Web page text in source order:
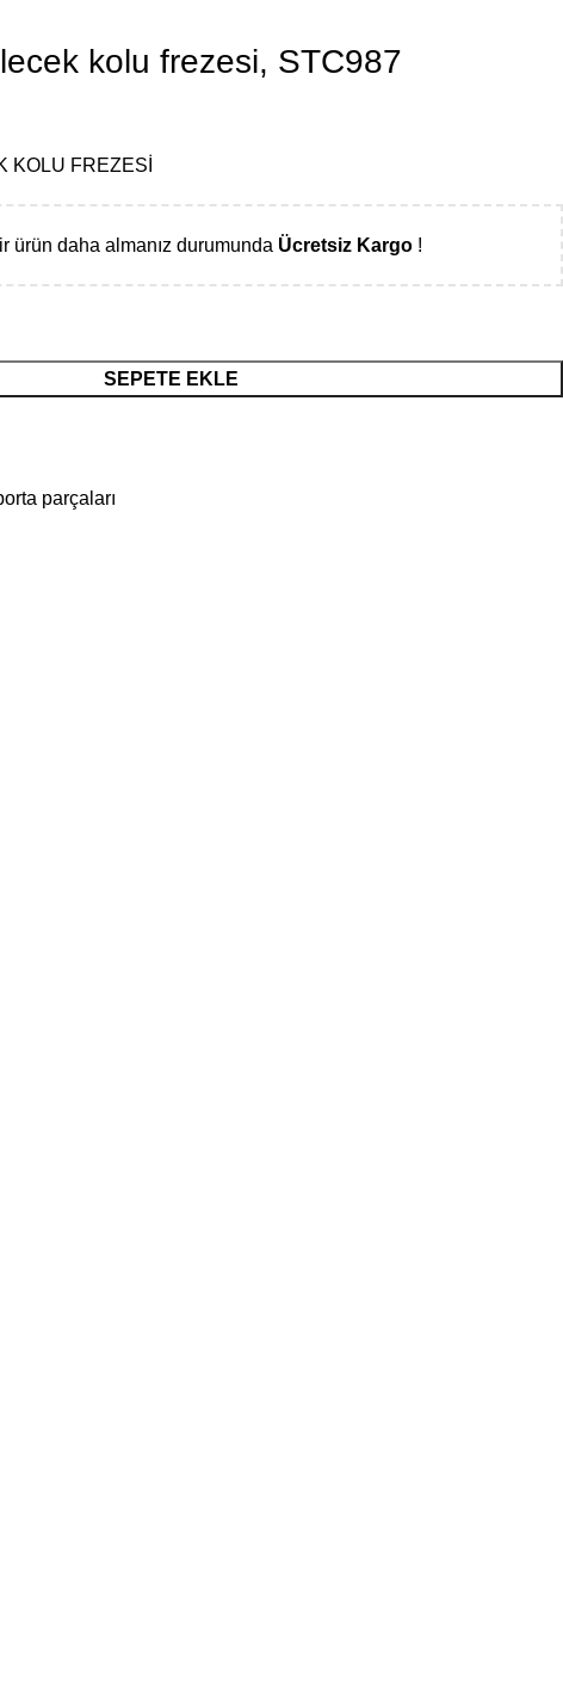
kolu frezesi, STC987
KOLU FREZESİ
ürün daha almanız durumunda Ücretsiz Kargo !
SEPETE EKLE
parçaları